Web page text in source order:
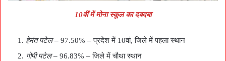
10वीं में मोना स्कूल का दबदबा
हेमंत पटेल– 97.50% – प्रदेश में 10वां, जिले में पहला स्थान
गोपी पटेल– 96.83% – जिले में चौथा स्थान